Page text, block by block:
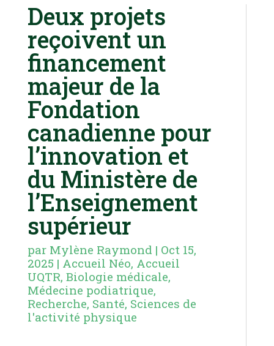
Deux projets
reçoivent un
financement
majeur de la
Fondation
canadienne pour
l’innovation et
du Ministère de
l’Enseignement
supérieur
par Mylène Raymond | Oct 15,
2025 | Accueil Néo, Accueil
UQTR, Biologie médicale,
Médecine podiatrique,
Recherche, Santé, Sciences de
l'activité physique